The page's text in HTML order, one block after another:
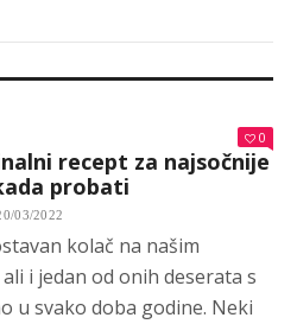
0
recept za najsočnije
probati
03/2022
kolač na našim
i jedan od onih deserata s
u svako doba godine. Neki